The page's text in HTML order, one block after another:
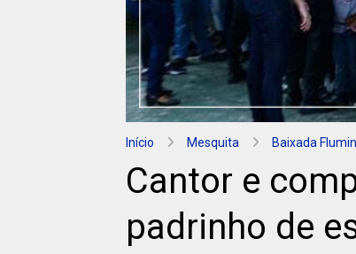
Início Mesquita Baixada
Cantor e
padrinho de